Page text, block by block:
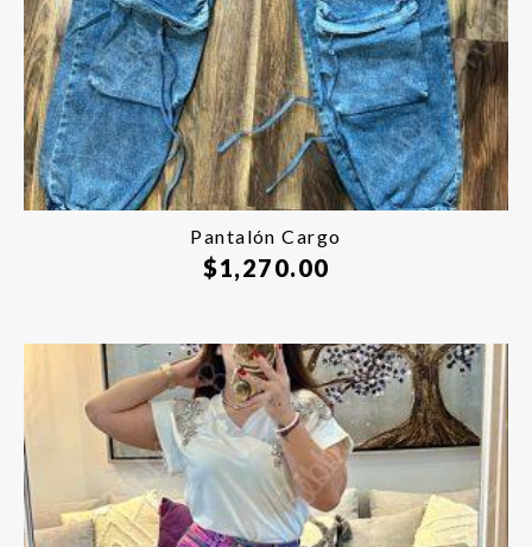
Pantalón Cargo
$1,270.00